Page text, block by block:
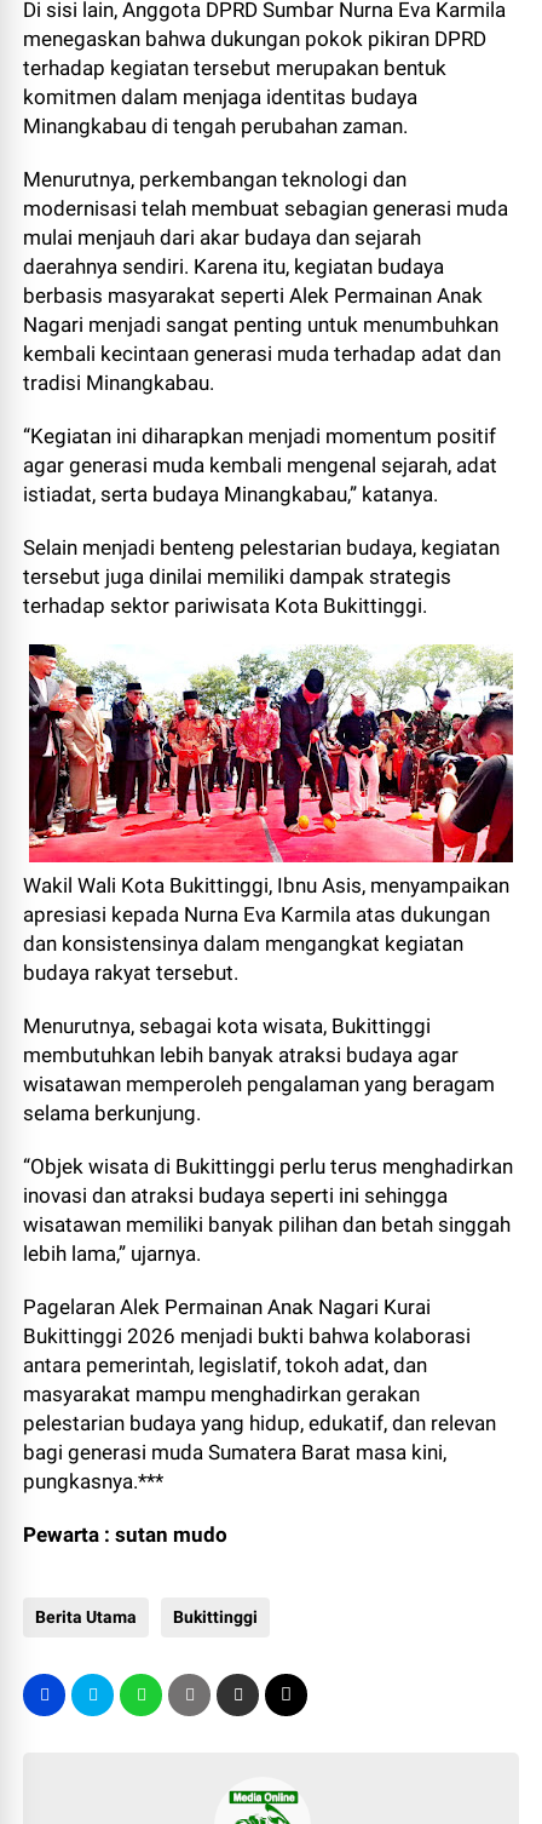
Di sisi lain, Anggota DPRD Sumbar Nurna Eva Karmila
menegaskan bahwa dukungan pokok pikiran DPRD
terhadap kegiatan tersebut merupakan bentuk
komitmen dalam menjaga identitas budaya
Minangkabau di tengah perubahan zaman.
Menurutnya, perkembangan teknologi dan
modernisasi telah membuat sebagian generasi muda
mulai menjauh dari akar budaya dan sejarah
daerahnya sendiri. Karena itu, kegiatan budaya
berbasis masyarakat seperti Alek Permainan Anak
Nagari menjadi sangat penting untuk menumbuhkan
kembali kecintaan generasi muda terhadap adat dan
tradisi Minangkabau.
“Kegiatan ini diharapkan menjadi momentum positif
agar generasi muda kembali mengenal sejarah, adat
istiadat, serta budaya Minangkabau,” katanya.
Selain menjadi benteng pelestarian budaya, kegiatan
tersebut juga dinilai memiliki dampak strategis
terhadap sektor pariwisata Kota Bukittinggi.
Wakil Wali Kota Bukittinggi, Ibnu Asis, menyampaikan
apresiasi kepada Nurna Eva Karmila atas dukungan
dan konsistensinya dalam mengangkat kegiatan
budaya rakyat tersebut.
Menurutnya, sebagai kota wisata, Bukittinggi
membutuhkan lebih banyak atraksi budaya agar
wisatawan memperoleh pengalaman yang beragam
selama berkunjung.
“Objek wisata di Bukittinggi perlu terus menghadirkan
inovasi dan atraksi budaya seperti ini sehingga
wisatawan memiliki banyak pilihan dan betah singgah
lebih lama,” ujarnya.
Pagelaran Alek Permainan Anak Nagari Kurai
Bukittinggi 2026 menjadi bukti bahwa kolaborasi
antara pemerintah, legislatif, tokoh adat, dan
masyarakat mampu menghadirkan gerakan
pelestarian budaya yang hidup, edukatif, dan relevan
bagi generasi muda Sumatera Barat masa kini,
pungkasnya.***
Pewarta : sutan mudo
Berita Utama Bukittinggi